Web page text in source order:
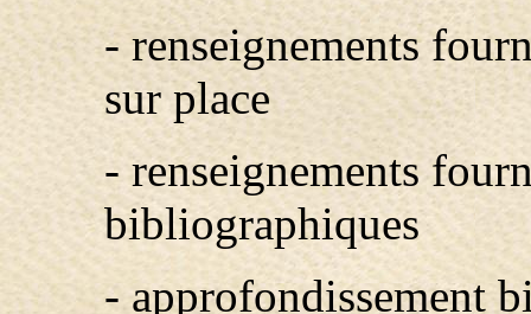
- renseignements
sur place
- renseignements
bibliographiques
- approfondissement